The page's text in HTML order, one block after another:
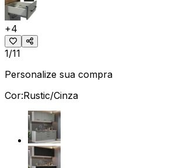
+4
1/11
Personalize sua compra
Cor:Rustic/Cinza